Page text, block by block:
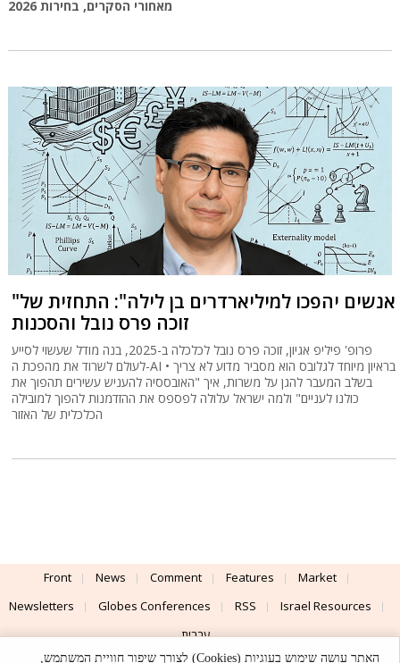
"אנשים יהפכו למיליארדרים בן לילה": התחזית של
זוכה פרס נובל והסכנות
פרופ' פיליפ אגיון, זוכה פרס נובל לכלכלה ב-2025, בנה מודל שעשוי לסייע
לעולם לשרוד את מהפכת ה-AI • בראיון מיוחד לגלובס הוא מסביר מדוע לא צריך
בשלב המעבר להגן על משרות, איך "האובססיה להעניש עשירים תהפוך את
כולנו לעניים" ולמה ישראל עלולה לפספס את ההזדמנות להפוך למובילה
הכלכלית של האזור
Front News Comment Features
Market
Newsletters
Globes Conferences RSS
Israel Resources
עברית
האתר עושה שימוש בעוגיות (Cookies) לצורך שיפור חוויית המשתמש,